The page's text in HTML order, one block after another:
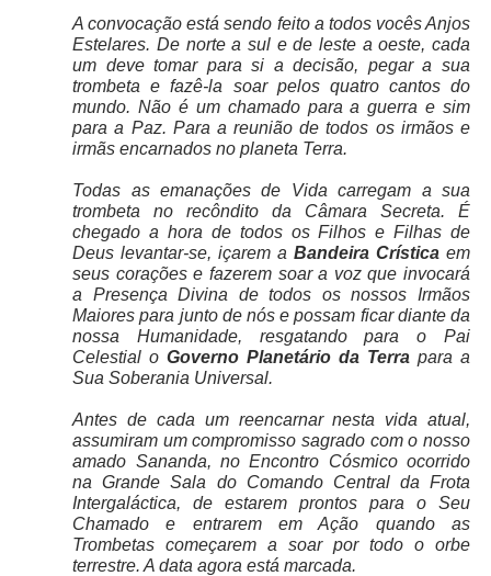
A convocação está sendo feito a todos vocês Anjos
Estelares. De norte a sul e de leste a oeste, cada
um deve tomar para si a decisão, pegar a sua
trombeta e fazê-la soar pelos quatro cantos do
mundo. Não é um chamado para a guerra e sim
para a Paz. Para a reunião de todos os irmãos e
irmãs encarnados no planeta Terra.
Todas as emanações de Vida carregam a sua
trombeta no recôndito da Câmara Secreta. É
chegado a hora de todos os Filhos e Filhas de
Deus levantar-se, içarem aBandeira Crística em
seus corações e fazerem soar a voz que invocará
a Presença Divina de todos os nossos Irmãos
Maiores para junto de nós e possam ficar diante da
nossa Humanidade, resgatando para o Pai
Celestial oGoverno Planetário da Terra para a
Sua Soberania Universal.
Antes de cada um reencarnar nesta vida atual,
assumiram um compromisso sagrado com o nosso
amado Sananda, no Encontro Cósmico ocorrido
na Grande Sala do Comando Central da Frota
Intergaláctica, de estarem prontos para o Seu
Chamado e entrarem em Ação quando as
Trombetas começarem a soar por todo o orbe
terrestre. A data agora está marcada.